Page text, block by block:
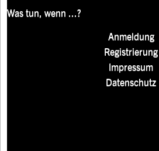
Was tun, wenn ...?
Anmeldung
Registrierung
Impressum
Datenschutz